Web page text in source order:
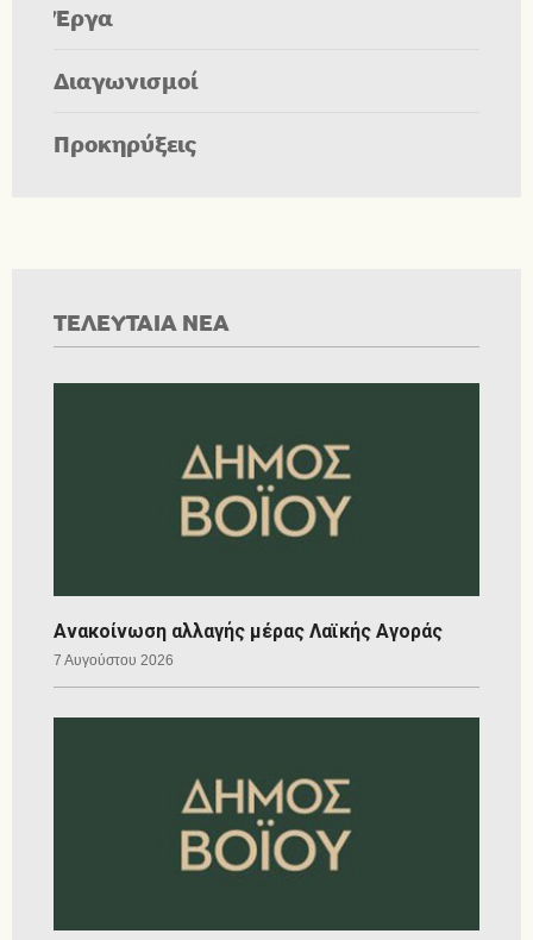
Έργα
Διαγωνισμοί
Προκηρύξεις
ΤΕΛΕΥΤΑΙΑ ΝΕΑ
Ανακοίνωση αλλαγής μέρας Λαϊκής Αγοράς
7 Αυγούστου 2026